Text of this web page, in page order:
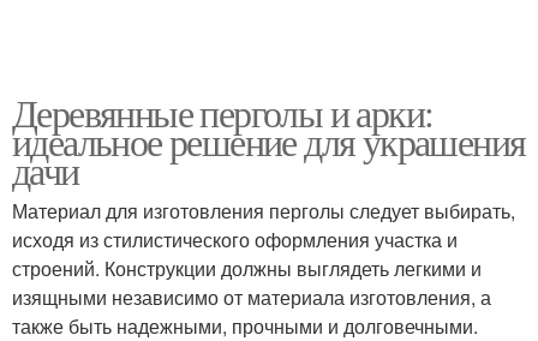
Деревянные перголы и арки:
идеальное решение для украшения
дачи
Материал для изготовления перголы следует выбирать,
исходя из стилистического оформления участка и
строений. Конструкции должны выглядеть легкими и
изящными независимо от материала изготовления, а
также быть надежными, прочными и долговечными.